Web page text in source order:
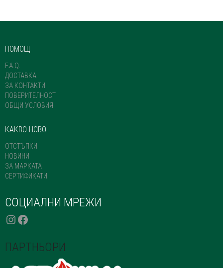
ПОМОЩ
F.A.Q.
ДОСТАВКА
ЗА КОНТАКТИ
ПОВЕРИТЕЛНОСТ
ОБЩИ УСЛОВИЯ
КАКВО НОВО
ОТСТЪПКИ
НОВИНИ
ЗА МАРКАТА
СЕРТИФИКАТИ
СОЦИАЛНИ МРЕЖИ
INSTAGRAM
FACEBOOK
ПАРТНЬОРИ